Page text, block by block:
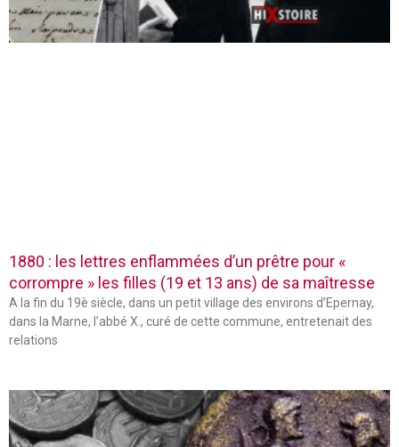
1880 : les lettres enflammées d’un prêtre pour «
corrompre » les filles (19 et 13 ans) de sa maîtresse
A la fin du 19è siècle, dans un petit village des environs d’Epernay,
dans la Marne, l’abbé X., curé de cette commune, entretenait des
relations